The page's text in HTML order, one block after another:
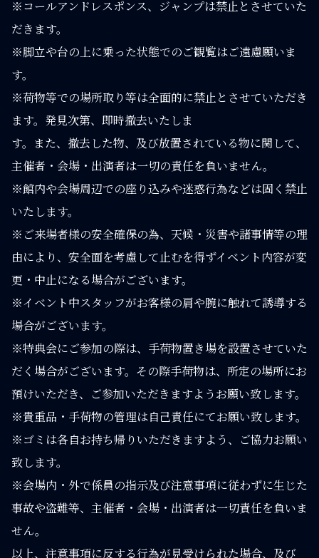
※コールアンドレスポンス、ジャンプは禁止とさせていた
だきます。
※脚立や台の上に乗った状態でのご観覧はご遠慮願いま
す。
※荷物等での場所取り等は全面的に禁止とさせていただき
ます。発見次第、即時撤去いたしま
す。また、撤去した物、及び放置されている物に関して、
主催者・会場・出演者は一切の責任を負いません。
※館内や会場周辺での座り込みや迷惑行為などは固く禁止
いたします。
※ご来場者様の安全確保の為、天候・災害や諸事情等の理
由により、安全面を考慮して止むを得ずイベント内容が変
更・中止になる場合がございます。
※イベント中スタッフがお客様の肩や腕に触れて誘導する
場合がございます。
※特典会にご参加の際は、手荷物置き場を設置させていた
だく場合がございます。その際手荷物は、所定の場所にお
預けいただき、ご参加いただきますようお願い致します。
※貴重品・手荷物の管理は自己責任にてお願い致します。
※ゴミは各自お持ち帰りいただきますよう、ご協力お願い
致します。
※会場内・外で係員の指示及び注意事項に従わずに生じた
事故や盗難等、主催者・会場・出演者は一切責任を負いま
せん。
以上、注意事項に反する行為が見受けられた場合、及び